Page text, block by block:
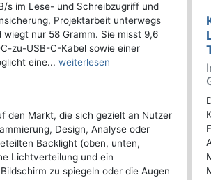
s im Lese- und Schreibzugriff und
Projektarbeit unterwegs
nur 58 Gramm. Sie misst 9,6
zu-USB-C-Kabel sowie einer
eine... weiterlesen
den Markt, die sich gezielt an Nutzer
Design, Analyse oder
Backlight (oben, unten,
Lichtverteilung und ein
zu spiegeln oder die Augen